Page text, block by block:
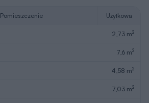
Pomieszczenie Użytkowa
2,73 m2
7,6 m2
4,58 m2
7,03 m2